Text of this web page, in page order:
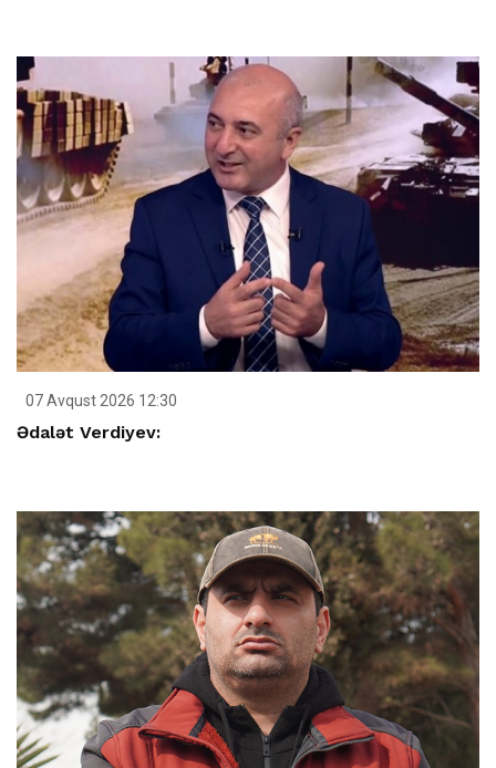
07 Avqust 2026 12:30
Ədalət Verdiyev: